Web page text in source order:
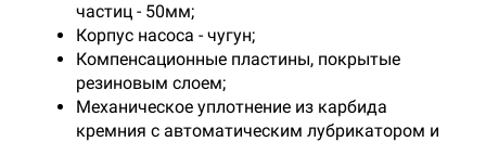
частиц - 50мм;
Корпус насоса - чугун;
Компенсационные пластины, покрытые
резиновым слоем;
Механическое уплотнение из карбида
кремния с автоматическим лубрикатором и